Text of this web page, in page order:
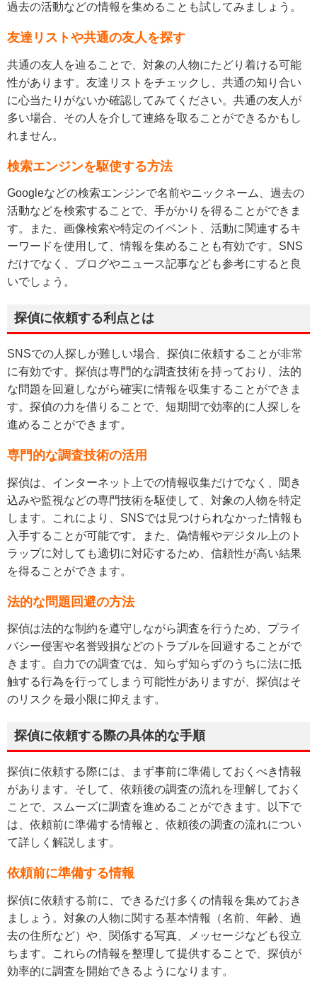
過去の活動などの情報を集めることも試してみましょう。
友達リストや共通の友人を探す
共通の友人を辿ることで、対象の人物にたどり着ける可能
性があります。友達リストをチェックし、共通の知り合い
に心当たりがないか確認してみてください。共通の友人が
多い場合、その人を介して連絡を取ることができるかもし
れません。
検索エンジンを駆使する方法
Googleなどの検索エンジンで名前やニックネーム、過去の
活動などを検索することで、手がかりを得ることができま
す。また、画像検索や特定のイベント、活動に関連するキ
ーワードを使用して、情報を集めることも有効です。SNS
だけでなく、ブログやニュース記事なども参考にすると良
いでしょう。
探偵に依頼する利点とは
SNSでの人探しが難しい場合、探偵に依頼することが非常
に有効です。探偵は専門的な調査技術を持っており、法的
な問題を回避しながら確実に情報を収集することができま
す。探偵の力を借りることで、短期間で効率的に人探しを
進めることができます。
専門的な調査技術の活用
探偵は、インターネット上での情報収集だけでなく、聞き
込みや監視などの専門技術を駆使して、対象の人物を特定
します。これにより、SNSでは見つけられなかった情報も
入手することが可能です。また、偽情報やデジタル上のト
ラップに対しても適切に対応するため、信頼性が高い結果
を得ることができます。
法的な問題回避の方法
探偵は法的な制約を遵守しながら調査を行うため、プライ
バシー侵害や名誉毀損などのトラブルを回避することがで
きます。自力での調査では、知らず知らずのうちに法に抵
触する行為を行ってしまう可能性がありますが、探偵はそ
のリスクを最小限に抑えます。
探偵に依頼する際の具体的な手順
探偵に依頼する際には、まず事前に準備しておくべき情報
があります。そして、依頼後の調査の流れを理解しておく
ことで、スムーズに調査を進めることができます。以下で
は、依頼前に準備する情報と、依頼後の調査の流れについ
て詳しく解説します。
依頼前に準備する情報
探偵に依頼する前に、できるだけ多くの情報を集めておき
ましょう。対象の人物に関する基本情報（名前、年齢、過
去の住所など）や、関係する写真、メッセージなども役立
ちます。これらの情報を整理して提供することで、探偵が
効率的に調査を開始できるようになります。